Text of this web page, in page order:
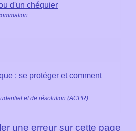
d'un chéquier
: se protéger et comment
et de résolution (ACPR)
une erreur sur cette page